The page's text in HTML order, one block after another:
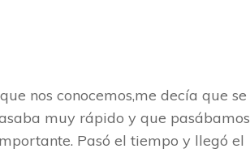
nos conocemos,me decía que se
muy rápido y que pasábamos
Pasó el tiempo y llegó el